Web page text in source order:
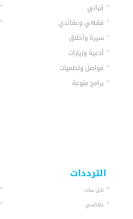
قراني
فقهي وعقائدي
سيرة وأخلاق
أدعية وزيارات
فواصل ولطميات
برامج منوعة
الترددات
نايل سات
جلاكسي